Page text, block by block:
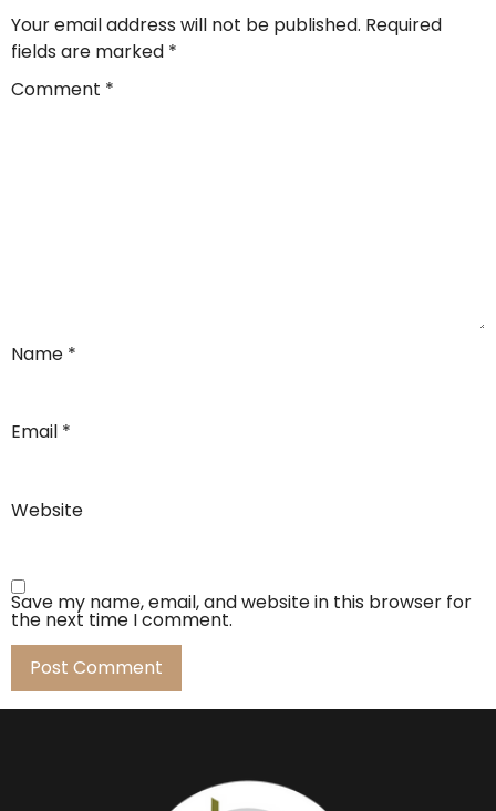
Your email address will not be published. Required
fields are marked *
Comment *
Name *
Email *
Website
Save my name, email, and website in this browser for
the next time I comment.